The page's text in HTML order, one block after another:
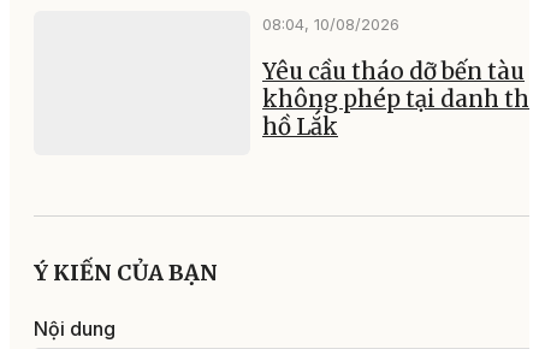
08:04, 10/08/2026
Yêu cầu tháo dỡ bến tàu
không phép tại danh
hồ Lắk
Ý KIẾN CỦA BẠN
Nội dung